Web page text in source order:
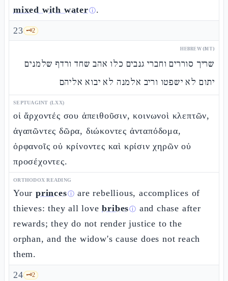
mixed with waterⓘ.
23 🗝️2
HEBREW (MT)
שריך סוררים וחברי גנבים כלו אהב שחד ורדף שלמנים
יתום לא ישפטו וריב אלמנה לא יבוא אליהם
SEPTUAGINT (LXX)
οἱ ἄρχοντές σου ἀπειθοῦσιν, κοινωνοὶ κλεπτῶν,
ἀγαπῶντες δῶρα, διώκοντες ἀνταπόδομα,
ὀρφανοῖς οὐ κρίνοντες καὶ κρίσιν χηρῶν οὐ
προσέχοντες.
ORTHODOX READING
Your princesⓘ are rebellious, accomplices of
thieves: they all lovebribesⓘ and chase after
rewards; they do not render justice to the
orphan, and the widow's cause does not reach
them.
24 🗝️2